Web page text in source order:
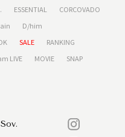
ESSENTIAL
CORCOVADO
D/him
SALE
RANKING
LIVE MOVIE SNAP
Sov.